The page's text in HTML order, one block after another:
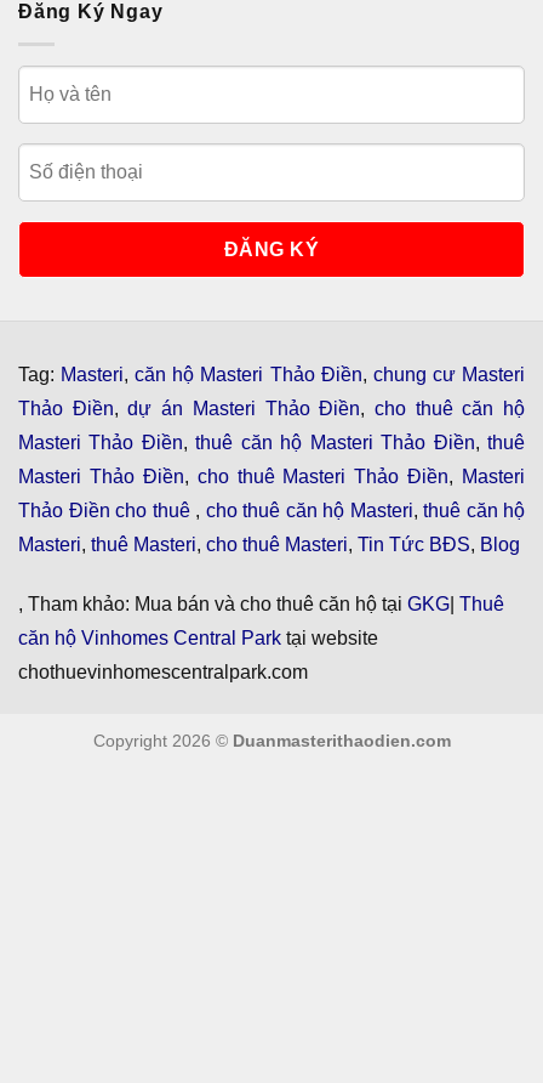
Đăng Ký Ngay
Tag: Masteri,căn hộ Masteri Thảo Điền, chung cư Masteri
Thảo Điền,dự án Masteri Thảo Điền, cho thuê căn hộ
Masteri Thảo Điền,thuê căn hộ Masteri Thảo Điền,thuê
Masteri Thảo Điền, cho thuê Masteri Thảo Điền, Masteri
Thảo Điền cho thuê , cho thuê căn hộ Masteri, thuê căn hộ
Masteri, thuê Masteri, cho thuê Masteri, Tin Tức BĐS, Blog
, Tham khảo: Mua bán và cho thuê căn hộ tại GKG Thuê
căn hộ Vinhomes Central Park tại website
chothuevinhomescentralpark.com
Copyright 2026 © Duanmasterithaodien.com